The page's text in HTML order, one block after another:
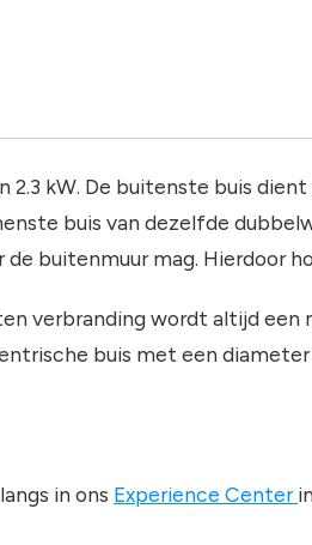
2.3 kW. De buitenste buis dient
buis van dezelfde
buitenmuur mag. Hierdoor
verbranding wordt altijd
buis met een
in ons Experience Center